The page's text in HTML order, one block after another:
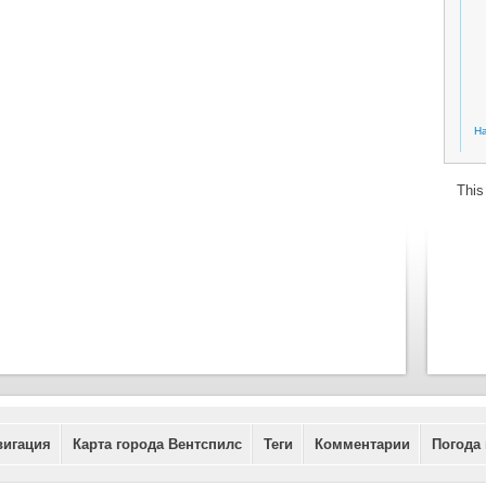
Карта города Вентспилс Теги Комментарии Погода